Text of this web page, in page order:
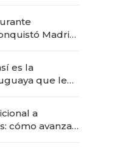
Madrid:
apertura
es la
que le
a
cómo avanza